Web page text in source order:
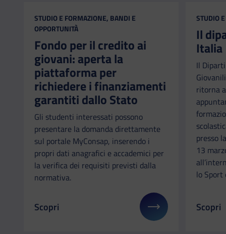
CATEGORIA:
STUDIO E FORMAZIONE, BANDI E
OPPORTUNITÀ
Fondo per il credito ai
giovani: aperta la
piattaforma per
richiedere i finanziamenti
garantiti dallo Stato
Gli studenti interessati possono
presentare la domanda direttamente
sul portale MyConsap, inserendo i
propri dati anagrafici e accademici per
la verifica dei requisiti previsti dalla
normativa.
Il link ti porterà ad avere maggiori dettagli su:
Scopri
STUDIO
Il
Italia
Il
ritorna
presso
13
lo Sport
Il link
Scopri